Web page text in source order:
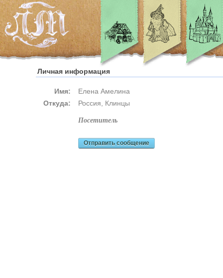
Личная информация
Имя:
Елена Амелина
Откуда:
Россия, Клинцы
посетитель
Отправить сообщение